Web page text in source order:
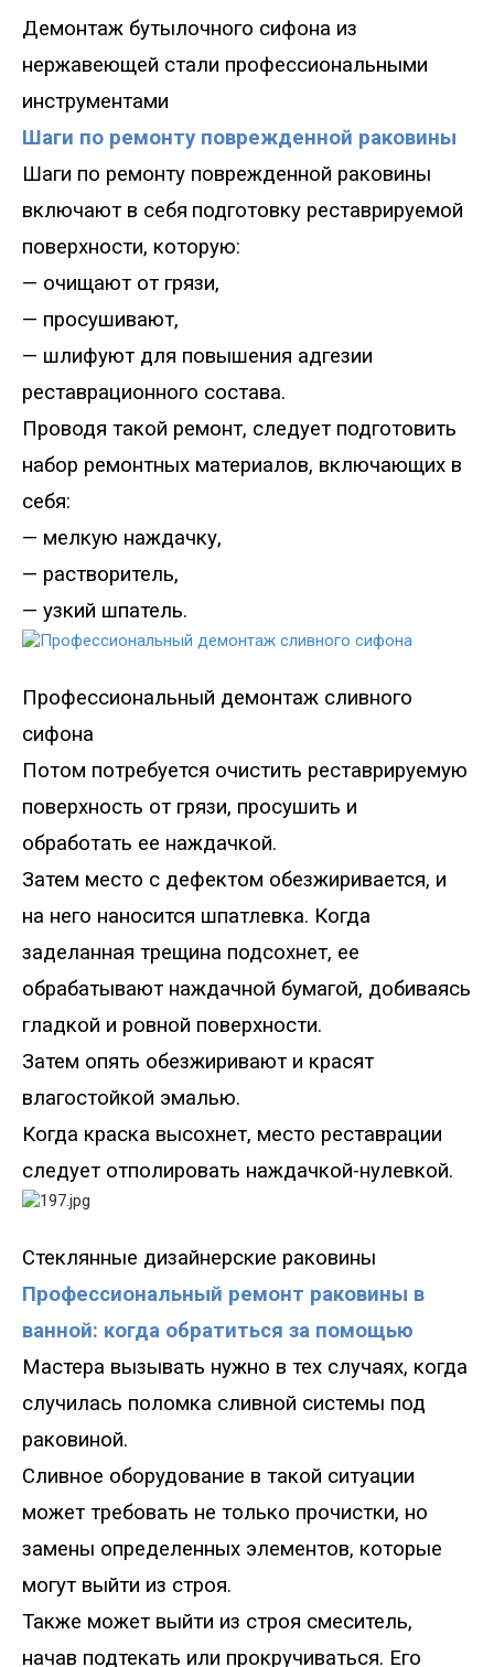
Демонтаж бутылочного сифона из
нержавеющей стали профессиональными
инструментами
Шаги по ремонту поврежденной раковины
Шаги по ремонту поврежденной раковины
включают в себя подготовку реставрируемой
поверхности, которую:
— очищают от грязи,
— просушивают,
— шлифуют для повышения адгезии
реставрационного состава.
Проводя такой ремонт, следует подготовить
набор ремонтных материалов, включающих в
себя:
— мелкую наждачку,
— растворитель,
— узкий шпатель.
Профессиональный демонтаж сливного
сифона
Потом потребуется очистить реставрируемую
поверхность от грязи, просушить и
обработать ее наждачкой.
Затем место с дефектом обезжиривается, и
на него наносится шпатлевка. Когда
заделанная трещина подсохнет, ее
обрабатывают наждачной бумагой, добиваясь
гладкой и ровной поверхности.
Затем опять обезжиривают и красят
влагостойкой эмалью.
Когда краска высохнет, место реставрации
следует отполировать наждачкой-нулевкой.
Стеклянные дизайнерские раковины
Профессиональный ремонт раковины в
ванной: когда обратиться за помощью
Мастера вызывать нужно в тех случаях, когда
случилась поломка сливной системы под
раковиной.
Сливное оборудование в такой ситуации
может требовать не только прочистки, но
замены определенных элементов, которые
могут выйти из строя.
Также может выйти из строя смеситель,
начав подтекать или прокручиваться. Его